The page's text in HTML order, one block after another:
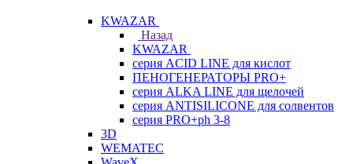
KWAZAR
Назад
KWAZAR
серия ACID LINE для кислот
ПЕНОГЕНЕРАТОРЫ PRO+
серия ALKA LINE для щелочей
серия ANTISILICONE для солвентов
серия PRO+ph 3-8
3D
WEMATEC